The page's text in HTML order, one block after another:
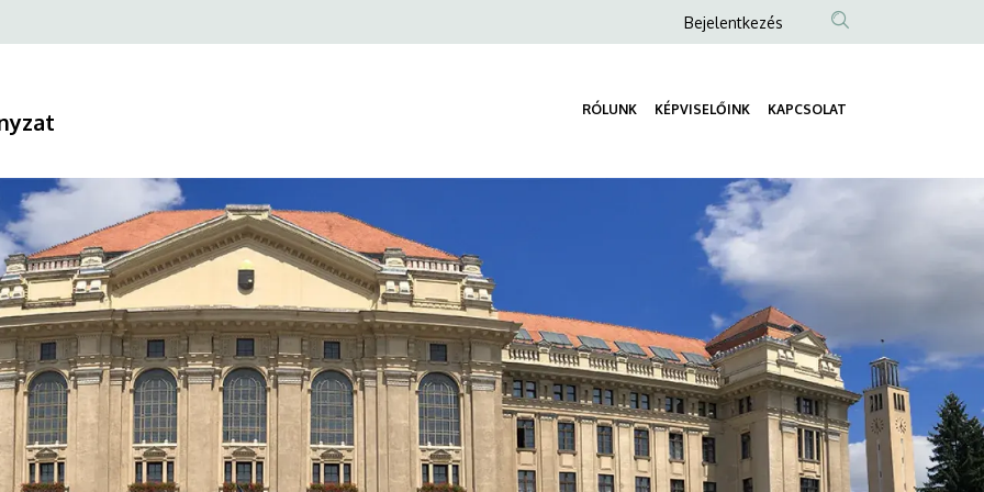
Anonim
menüje
Bejelentkezés
RÓLUNK KÉPVISELŐINK KAPCSOLAT